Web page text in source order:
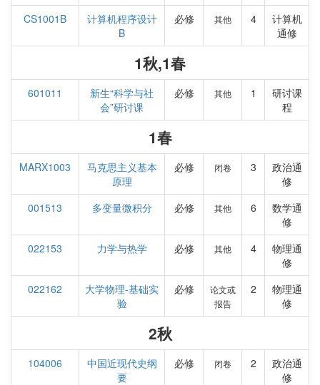
CS1001B
计算机程序设计
B
必修 其他 4
计算机
通修
1秋,1春
601011
新生“科学与社
会”研讨课
必修 其他 1
研讨课
程
1春
MARX1003
马克思主义基本
原理
必修 闭卷 3
政治通
修
001513
多变量微积分 必修 其他 6
数学通
修
022153
力学与热学 必修 其他 4
物理通
修
022162
大学物理-基础实
验
必修
论文或
报告
2
物理通
修
2秋
104006
中国近现代史纲
要
必修 闭卷 2
政治通
修